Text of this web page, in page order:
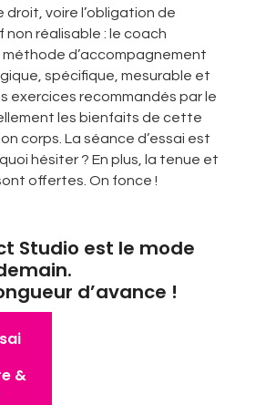
droit, voire l’obligation de
réalisable : le coach
méthode d’accompagnement
spécifique, mesurable et
exercices recommandés par le
les bienfaits de cette
corps. La séance d’essai est
hésiter ? En plus, la tenue et
offertes. On fonce !
Studio est le mode
d’avance !
&